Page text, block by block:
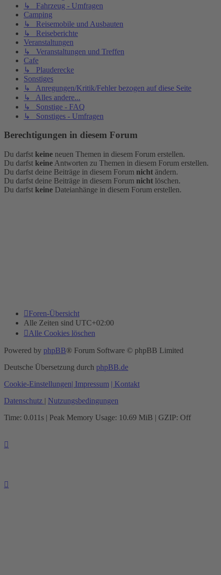
↳ Fahrzeug - Umfragen
Camping
↳ Reisemobile und Ausbauten
↳ Reiseberichte
Veranstaltungen
↳ Veranstaltungen und Treffen
Cafe
↳ Plauderecke
Sonstiges
↳ Anregungen/Kritik/Fehler bezogen auf diese Seite
↳ Alles andere...
↳ Sonstige - FAQ
↳ Sonstiges - Umfragen
Berechtigungen in diesem Forum
Du darfst keine neuen Themen in diesem Forum erstellen.
Du darfst keine Antworten zu Themen in diesem Forum erstellen.
Du darfst deine Beiträge in diesem Forum nicht ändern.
Du darfst deine Beiträge in diesem Forum nicht löschen.
Du darfst keine Dateianhänge in diesem Forum erstellen.
Foren-Übersicht
Alle Zeiten sind UTC+02:00
Alle Cookies löschen
Powered by phpBB® Forum Software © phpBB Limited
Deutsche Übersetzung durch phpBB.de
Cookie-Einstellungen| Impressum | Kontakt
Datenschutz | Nutzungsbedingungen
Time: 0.011s | Peak Memory Usage: 10.69 MiB | GZIP: Off